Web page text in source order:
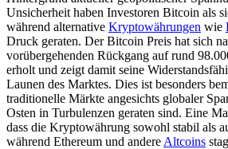
Unsicherheit haben Investoren Bitcoin als
während alternative Kryptowährungen wie
Druck geraten. Der Bitcoin Preis hat sich
vorübergehenden Rückgang auf rund
erholt und zeigt damit seine
Launen des Marktes. Dies ist besonders
traditionelle Märkte angesichts globaler
Osten in Turbulenzen geraten sind. Eine
dass die Kryptowährung sowohl stabil als
während Ethereum und andere Altcoins